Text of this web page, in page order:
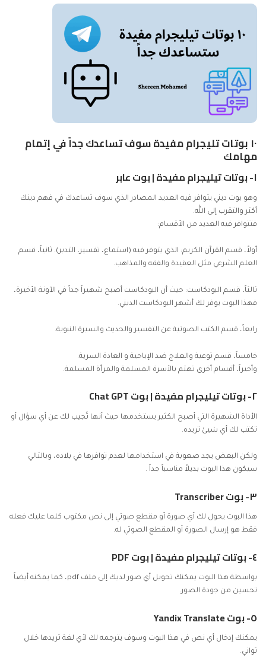
١٠ بوتات تليجرام مفيدة سوف تساعدك جداً في إتمام
مهامك
١- بوتات تيليجرام مفيدة | بوت عابر
وهو بوت ديني يتوافر فيه العديد المصادر الذي سوف تساعدك في فهم دينك
أكثر والتقرب إلى الله.
فتتوافر فيه العديد من الأقسام:
أولاً، قسم القرآن الكريم: الذي يتوفر فيه (استماع، تفسير، التدبر). ثانياً، قسم
العلم الشرعي مثل العقيدة والفقه والمذاهب.
ثالثاً، قسم البودكاست: حيث أن البودكاست أصبح شهيراً جداً في الآونة الأخيرة،
فهذا البوت يوفر لك أشهر البودكاست الديني.
رابعاً، قسم الكتب الصوتية عن التفسير والحديث والسيرة النبوية.
خامساً، قسم توعية والعلاج ضد الإباحية و العادة السرية.
وأخيراً، أقسام أخرى تهتم بالأسرة المسلمة والمرأة المسلمة.
٢- بوتات تيليجرام مفيدة | بوت Chat GPT
الأداة الشهيرة التي أصبح الكثير يستخدمها حيث أنها تُجيب لك عن أي سؤال أو
تكتب لك أي شيئ تريده.
ولكن البعض يجد صعوبة في استخدامها لعدم توافرها في بلاده، وبالتالي
سيكون هذا البوت بديلاً مناسباً جداً .
٣- بوت Transcriber
هذا البوت يحول لك أي صورة أو مقطع صوتي إلى نص مكتوب كلما عليك فعله
فقط هو إرسال الصورة أو المقطع الصوتي له.
٤- بوتات تيليجرام مفيدة | بوت PDF
بواسطة هذا البوت يمكنك تحويل أي صور لديك إلى ملف pdf، كما يمكنه أيضاً
تحسين من جودة الصور.
٥- بوت Yandix Translate
يمكنك إدخال أي نص في هذا البوت وسوف يترجمه لك لأي لغة تريدها خلال
ثواني.